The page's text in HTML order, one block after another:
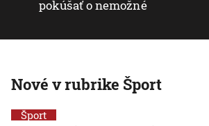
pokúšať o nemožné
Nové v rubrike Šport
Šport